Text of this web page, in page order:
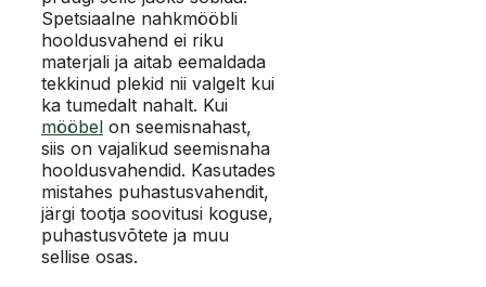
Spetsiaalne nahkmööbli
hooldusvahend ei riku
materjali ja aitab eemaldada
tekkinud plekid nii valgelt kui
ka tumedalt nahalt. Kui
mööbel on seemisnahast,
siis on vajalikud seemisnaha
hooldusvahendid. Kasutades
mistahes puhastusvahendit,
järgi tootja soovitusi koguse,
puhastusvõtete ja muu
sellise osas.